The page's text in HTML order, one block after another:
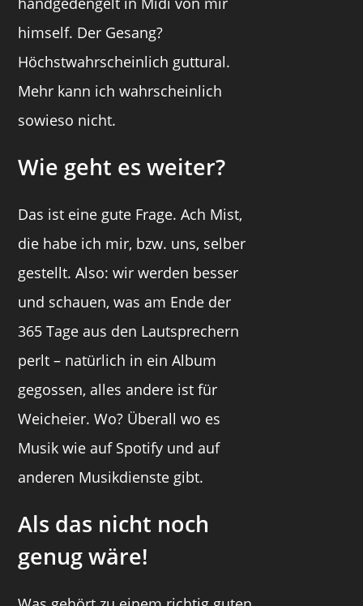
himself. Der Gesang?
Höchstwahrscheinlich guttural.
Mehr kann ich wahrscheinlich
sowieso nicht.
Wie geht es weiter?
Das ist eine gute Frage. Ach Mist,
die habe ich mir, bzw. uns, selber
gestellt. Also: wir werden besser
und schauen, was am Ende der
365 Tage aus den Lautsprechern
perlt – natürlich in ein Album
gegossen, alles andere ist für
Weicheier. Wo? Überall wo es
Musik wie auf Spotify und auf
anderen Musikdienste gibt.
Als das nicht noch
genug wäre!